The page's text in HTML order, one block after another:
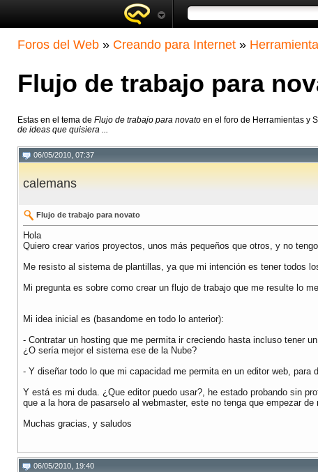
Foros del Web » Creando para Internet »
Flujo de trabajo para
Estas en el tema de Flujo de trabajo para novato en el foro de Herramientas y
de ideas que quisiera ...
06/05/2010, 07:37
calemans
Flujo de trabajo para novato
Hola
Quiero crear varios proyectos, unos más pequeños que otros, y no
Me resisto al sistema de plantillas, ya que mi intención es tener todos
Mi pregunta es sobre como crear un flujo de trabajo que me resulte lo
Mi idea inicial es (basandome en todo lo anterior):
- Contratar un hosting que me permita ir creciendo hasta incluso tener
¿O sería mejor el sistema ese de la Nube?
- Y diseñar todo lo que mi capacidad me permita en un editor web,
Y está es mi duda. ¿Que editor puedo usar?, he estado probando sin
que a la hora de pasarselo al webmaster, este no tenga que empezar de
Muchas gracias, y saludos
06/05/2010, 19:40